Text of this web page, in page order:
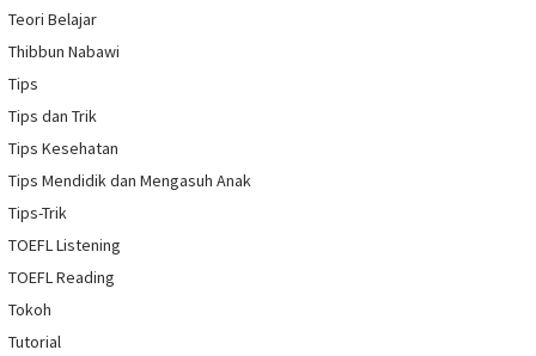
Teori Belajar
Thibbun Nabawi
Tips
Tips dan Trik
Tips Kesehatan
Tips Mendidik dan Mengasuh Anak
Tips-Trik
TOEFL Listening
TOEFL Reading
Tokoh
Tutorial